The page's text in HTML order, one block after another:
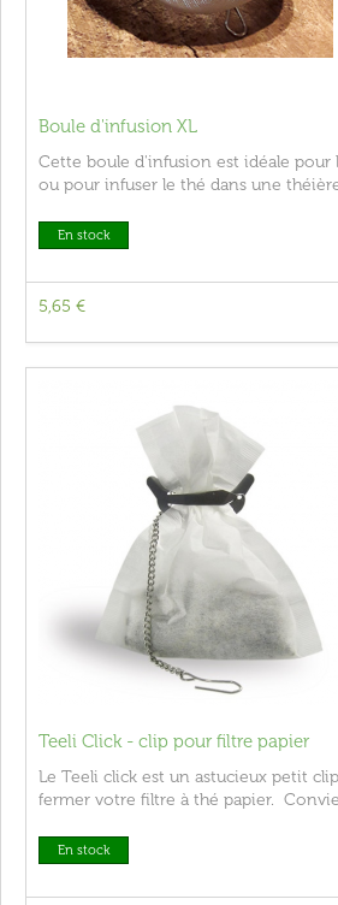
Boule d'infusion XL
Cette boule d'infusion est idéale pour
ou pour infuser le thé dans une
En stock
5,65 €
Teeli Click - clip pour filtre papier
Le Teeli click est un astucieux petit
fermer votre filtre à thé papier.
En stock